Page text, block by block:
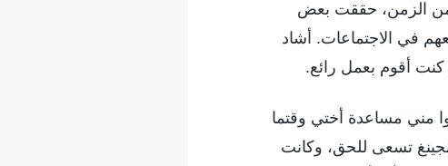
من الزمن، حققت بعض
في الاجتماعات. أشاد
أقوم بعمل رائع.
مني مساعدة أختي وقتما
تسعى للحق، وكانت